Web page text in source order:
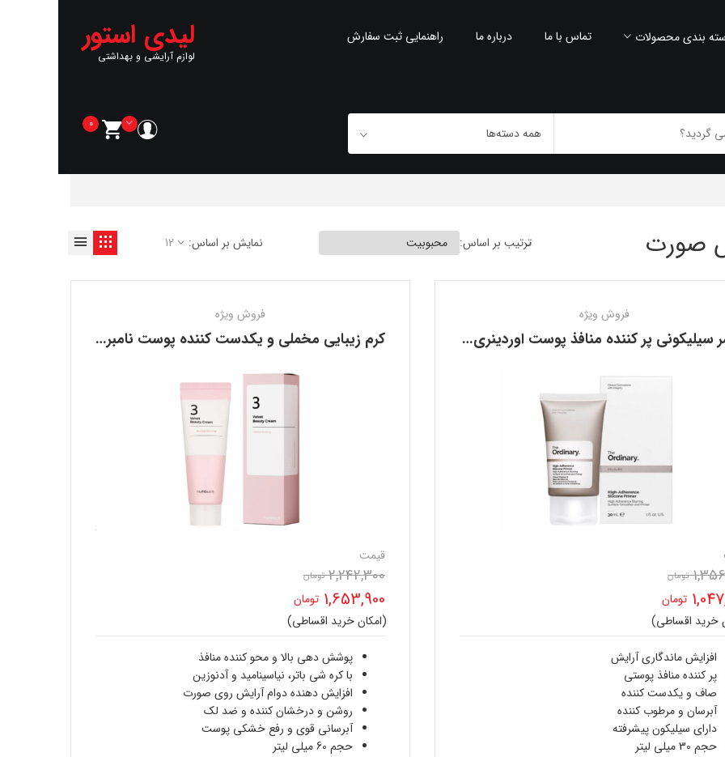
بندی محصولات تماس با ما درباره ما
راهنمایی ثبت سفارش
لیدی استور
لوازم آرایشی و بهداشتی
0
صورت ترتیب بر اساس: نمایش بر اساس: 12
فروش ویژه
کرم زیبایی مخملی و یکدست کننده پوست نامبر 3 نامبوزین NUMBUZIN
قیمت
2,242,300 تومان
اصلی
2,242,300 تومان
بود.
1,653,900 تومان
قیمت
فعلی
1,653,900 تومان
است.
(امکان خرید اقساطی)
پوشش دهی بالا و محو کننده منافذ
با کره شی باتر، نیاسینامید و آدنوزین
افزایش دهنده دوام آرایش روی صورت
روشن و درخشان کننده و ضد لک
آبرسانی قوی و رفع خشکی پوست
حجم 60 میلی لیتر
فروش ویژه
پرایمر سیلیکونی پر کننده منافذ پوست اوردینری THE ORDINARY
تومان
اصلی
1,356,600 تومان
بود.
تومان
1,047,600 تومان
خرید اقساطی)
افزایش ماندگاری آرایش
پر کننده منافذ پوستی
صاف و یکدست کننده
آبرسان و مرطوب کننده
دارای سیلیکون پیشرفته
حجم 30 میلی لیتر